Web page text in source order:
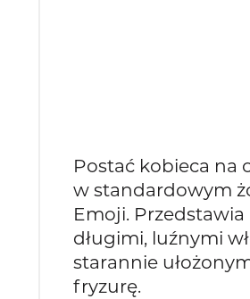
Postać kobieca na
w standardowym
Emoji.
długimi, luźnymi
starannie
fryzurę.